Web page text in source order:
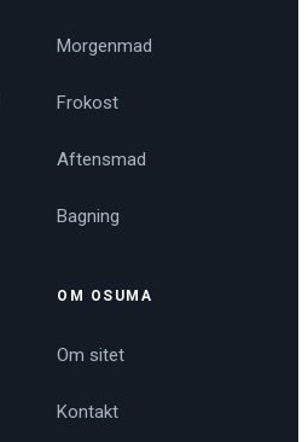
Morgenmad
Frokost
Aftensmad
Bagning
OM OSUMA
Om sitet
Kontakt